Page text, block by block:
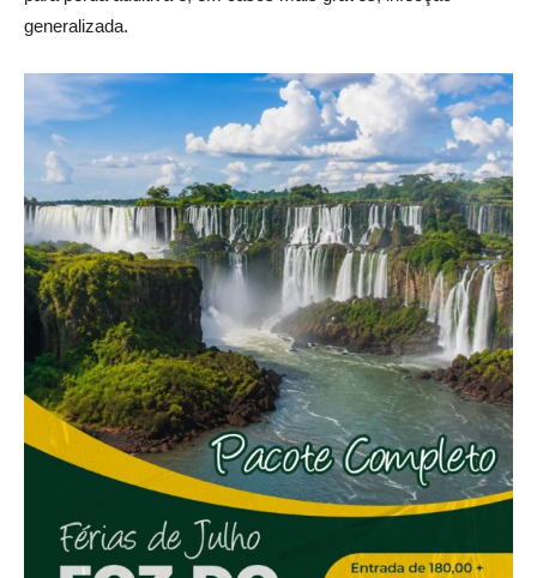
generalizada.